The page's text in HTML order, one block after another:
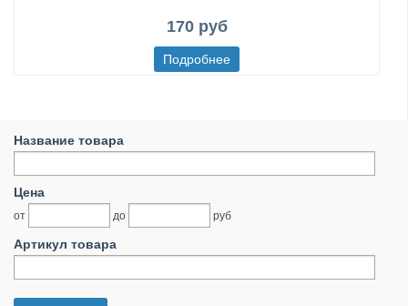
170 руб
Название товара
Цена
от до руб
Артикул товара